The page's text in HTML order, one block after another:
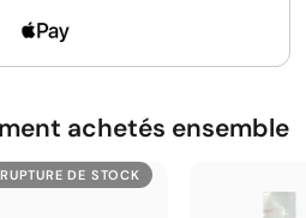
achetés ensemble
RUPTURE DE STOCK